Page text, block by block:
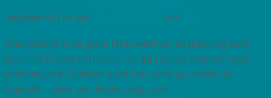
Veröffentlicht am von
Was macht eine gute Netzwerkveranstaltung aus?
Nach 135 Stammtischen in 34 Jahren könnte man
meinen, die Zutaten sind klar. Und ja, vieles ist
erprobt – aber am Ende zeigt sich